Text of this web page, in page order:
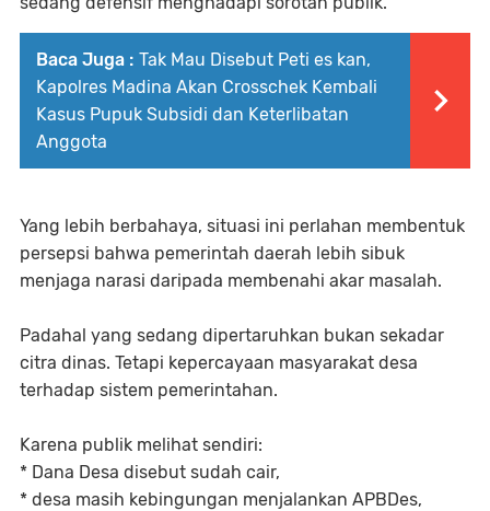
Baca Juga : ‎Tak Mau Disebut Peti es kan,
Kapolres Madina Akan Crosschek Kembali
Kasus Pupuk Subsidi dan Keterlibatan
Anggota
Yang lebih berbahaya, situasi ini perlahan membentuk
persepsi bahwa pemerintah daerah lebih sibuk
menjaga narasi daripada membenahi akar masalah.
Padahal yang sedang dipertaruhkan bukan sekadar
citra dinas. Tetapi kepercayaan masyarakat desa
terhadap sistem pemerintahan.
Karena publik melihat sendiri:
* Dana Desa disebut sudah cair,
* desa masih kebingungan menjalankan APBDes,